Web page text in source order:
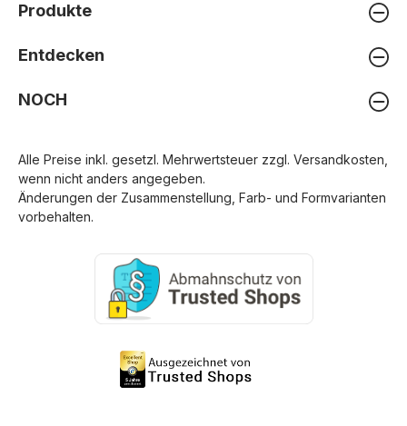
Produkte
Entdecken
NOCH
Alle Preise inkl. gesetzl. Mehrwertsteuer zzgl. Versandkosten
wenn nicht anders angegeben.
Änderungen der Zusammenstellung, Farb- und Formvarianten
vorbehalten.